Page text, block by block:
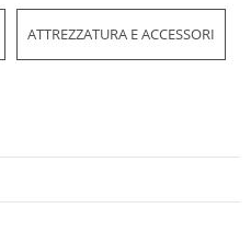
ATTREZZATURA E ACCESSORI